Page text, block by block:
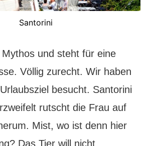
Santorini
und steht für eine
Völlig zurecht. Wir haben
besucht. Santorini
rutscht die Frau auf
Mist, wo ist denn hier
Das Tier will nicht